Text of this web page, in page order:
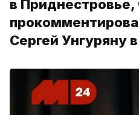
в Приднестровье,
Сергей Унгуряну